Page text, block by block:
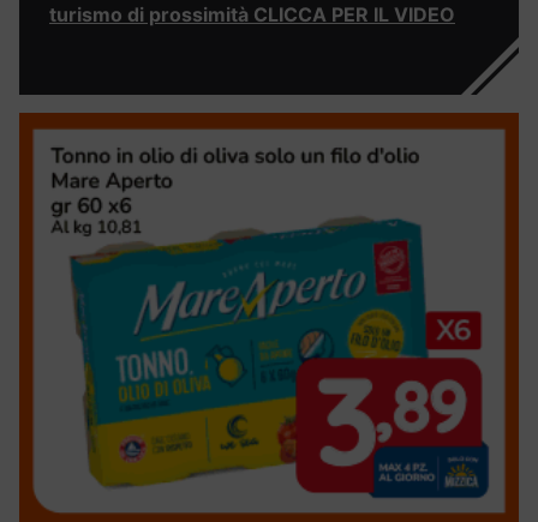
turismo di prossimità CLICCA PER IL VIDEO